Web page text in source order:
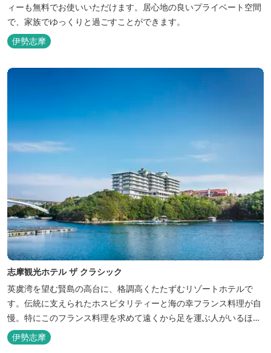
ィーも無料でお使いいただけます。居心地の良いプライベート空間
で、家族でゆっくりと過ごすことができます。
伊勢志摩
志摩観光ホテル ザ クラシック
英虞湾を望む賢島の高台に、格調高くたたずむリゾートホテルで
す。伝統に支えられたホスピタリティーと海の幸フランス料理が自
慢。特にこのフランス料理を求めて遠くから足を運ぶ人がいるほ
ど。洗練されたサービスに、寛ぎと至福のひとときを満喫してくだ
さい。 ※2016年6月7日リニューアルオープン
伊勢志摩